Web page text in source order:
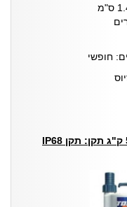
תוצרת איטליה משקל: 5.0 ק"ג תקן: תקן IP68